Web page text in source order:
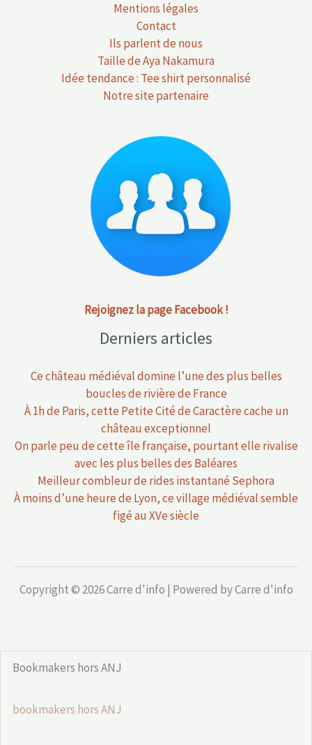
Ils parlent de nous
Taille de Aya Nakamura
Idée tendance : Tee shirt personnalisé
Notre site partenaire
Rejoignez la page Facebook !
Derniers articles
Ce château médiéval domine l’une des plus belles
À 1h de Paris, cette Petite Cité de Caractère cache un
château exceptionnel
On parle peu de cette île française, pourtant elle rivalise
avec les plus belles des Baléares
Meilleur combleur de rides instantané Sephora
À moins d’une heure de Lyon, ce village médiéval semble
figé au XVe siècle
bookmakers hors ANJ
mightytips.net